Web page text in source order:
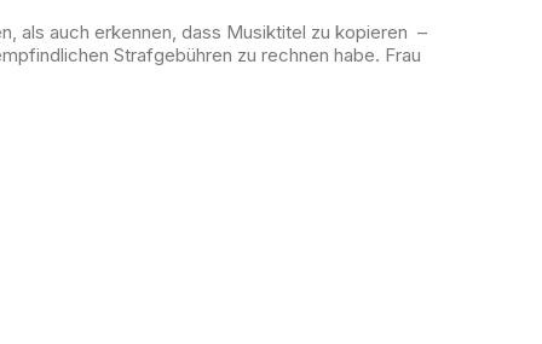
als auch erkennen, dass Musiktitel zu kopieren –
Strafgebühren zu rechnen habe. Frau